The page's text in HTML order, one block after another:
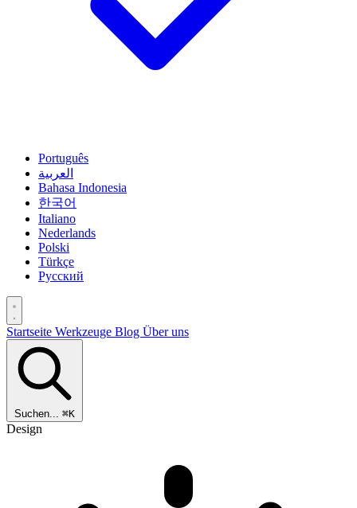
Português
العربية
Bahasa Indonesia
한국어
Italiano
Nederlands
Polski
Türkçe
Русский
Startseite Werkzeuge Blog Über uns
Suchen... ⌘K
Design